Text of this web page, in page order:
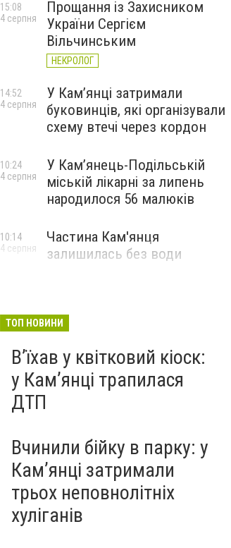
Прощання із Захисником
України Сергієм
Вільчинським
НЕКРОЛОГ
15:08
4 серпня
У Кам’янці затримали
буковинців, які організували
схему втечі через кордон
14:52
4 серпня
У Кам’янець-Подільській
міській лікарні за липень
народилося 56 малюків
10:24
4 серпня
Частина Кам'янця
залишилась без води
10:14
4 серпня
ТОП НОВИНИ
Вʼїхав у квітковий кіоск:
у Камʼянці трапилася
ДТП
Вчинили бійку в парку: у
Кам’янці затримали
трьох неповнолітніх
хуліганів